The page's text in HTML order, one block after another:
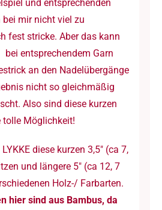
und entsprechenden
bei mir nicht viel zu
fest stricke. Aber das kann
entsprechendem Garn
an den Nadelübergänge
nicht so gleichmäßig
Also sind diese kurzen
tolle Möglichkeit!
diese kurzen 3,5″ (ca 7,
und längere 5″ (ca 12, 7
Holz-/ Farbarten.
hier sind aus Bambus, da